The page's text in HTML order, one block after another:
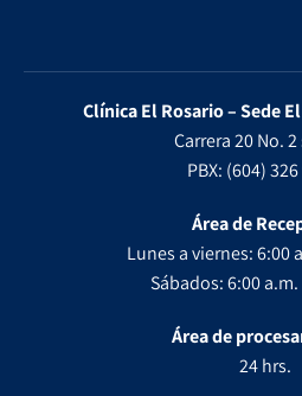
Clínica El Rosario – Sede
Carrera 20 No. 2
PBX: (604)
Área de
Lunes a viernes: 6:00
Sábados: 6:00 a.m.
Área de
24 hrs.